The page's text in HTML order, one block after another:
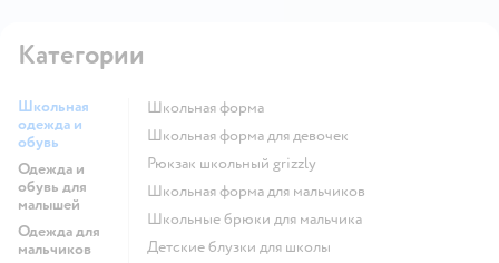
Категории
Школьная
одежда и
обувь
Одежда и
обувь для
малышей
Одежда для
мальчиков
Школьная форма
Школьная форма для девочек
Рюкзак школьный grizzly
Школьная форма для мальчиков
Школьные брюки для мальчика
Детские блузки для школы